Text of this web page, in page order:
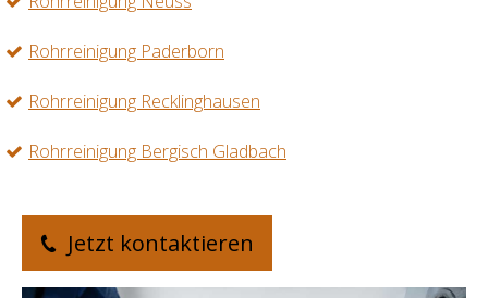
Rohrreinigung Paderborn
Rohrreinigung Recklinghausen
Rohrreinigung Bergisch Gladbach
Jetzt kontaktieren